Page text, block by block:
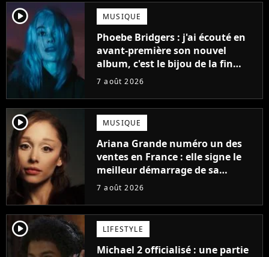
player2 MUSIQUE
Phoebe Bridgers : j'ai écouté en
avant-première son nouvel
album, c'est le bijou de la fin
d'été
7 août 2026
player2 MUSIQUE
Ariana Grande numéro un des
ventes en France : elle signe le
meilleur démarrage de sa
carrière avec son album Petal
7 août 2026
player2 LIFESTYLE
Michael 2 officialisé : une partie